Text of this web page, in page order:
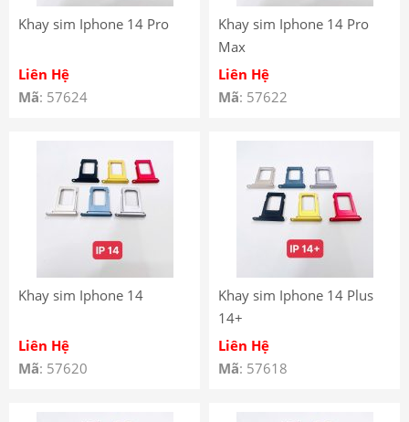
Khay sim Iphone 14 Pro
Liên Hệ
Mã: 57624
Khay sim Iphone 14 Pro
Max
Liên Hệ
Mã: 57622
Khay sim Iphone 14
Liên Hệ
Mã: 57620
Khay sim Iphone 14 Plus
14+
Liên Hệ
Mã: 57618